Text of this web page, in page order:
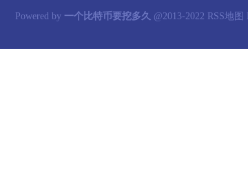
Powered by 一个比特币要挖多久 @2013-2022 RSS地图